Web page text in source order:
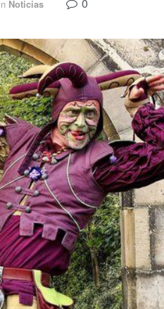
in Noticias 0